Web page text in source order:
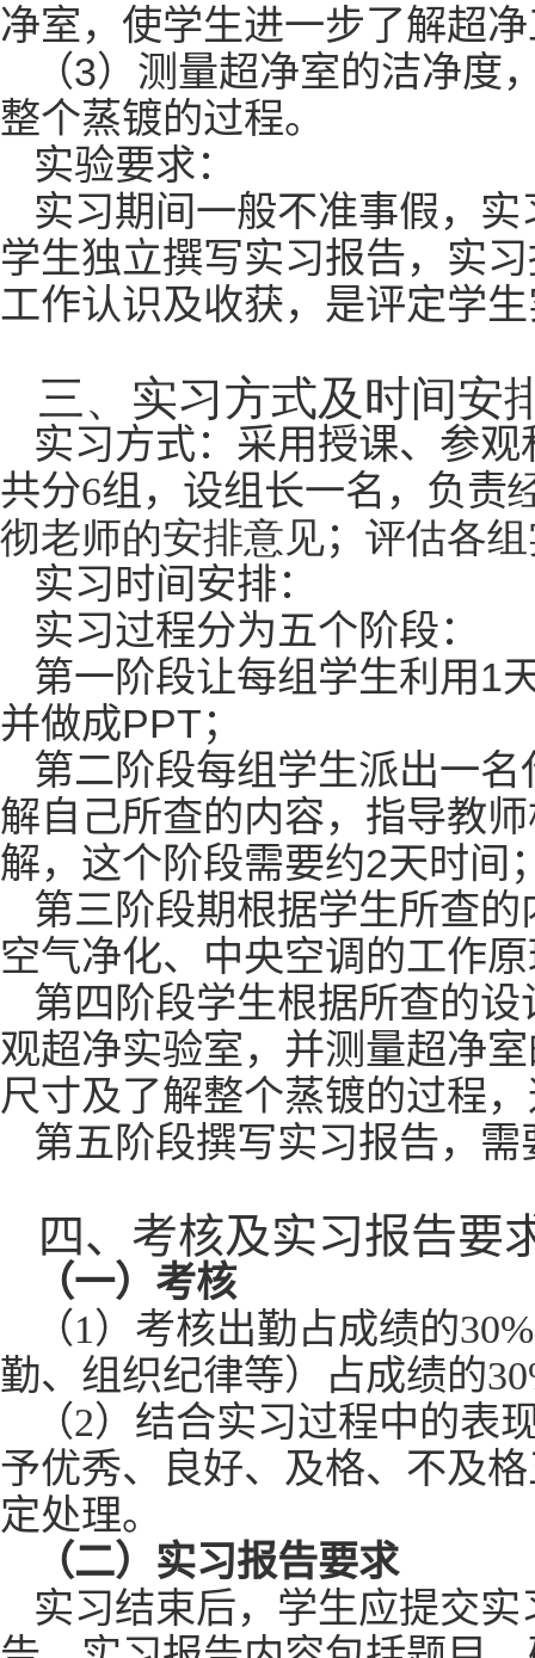
净室，使学生进一步了解超
（3）测量超净室的洁净度
整个蒸镀的过程。
实验要求：
实习期间一般不准事假，
学生独立撰写实习报告，实
工作认识及收获，是评定学
三、实习方式及时间安
实习方式：采用授课、参
共分6组，设组长一名，负责
彻老师的安排意见； 评估各
实习时间安排：
实习过程分为五个阶段：
第一阶段让每组学生利用 1
并做成PPT；
第二阶段每组学生派出一
解自己所查的内容，指导教
解，这个阶段需要约2天时间
第三阶段期根据学生所查
空气净化、中央空调的工作
第四阶段学生根据所查的
观超净实验室，并测量超净
尺寸及了解整个蒸镀的过程
第五阶段撰写实习报告，需
四、考核及实习报告要
（一）考核
（1 ）考核出勤占成绩的
勤、组织纪律等）占成绩的
（2）结合实习过程中的表
予优秀、良好、及格、不及
定处理。
（二）实习报告要求
实习结束后，学生应提交